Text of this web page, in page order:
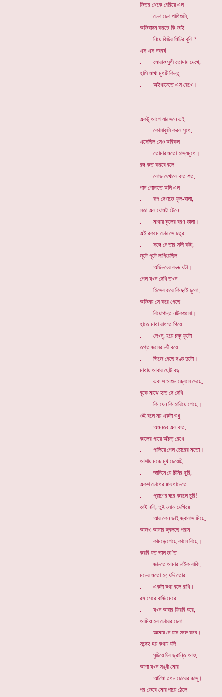
ভিতর থেকে বেরিয়ে এল
. চেনা চেনা পাখিগুলি,
অভিবাদন করতে কি ভাই
. নিয়ে কিচির মিচির বুলি ?
এস এস নববর্ষ
. মোরাও সুখী তোমায় দেখে,
হাসি মাখা মুখটি কিন্তু
. অইখানেতে এস রেখে।
একটু আগে যার সনে এই
. কোলাকুলি করল সুখে,
এসেছিল সেও অবিকল
. তোমার মতো হাস্যমুখে।
রঙ্গ কত করবে বলে
. লোভ দেখালে কত শত,
গান শোনাতে অলি এল
. রূপ দেখাতে ফুল-বালা,
লতা এল ঘোমটা টেনে
. মাথায় ফুলের বরণ ডালা।
এই রকমে চোর সে চতুর
. সঙ্গে নে তার সঙ্গী কটা,
জুটে পুটে লাগিয়েছিল
. অভিনয়ের বড্ড ঘটা।
গেল যখন দেখি তখন
. হিসেব করে কি ছাই চুলো,
অভিনয় সে করে গেছে
. বিয়োগান্ত নাটকগুলো।
হাতে মাথা রাখতে গিয়ে
. দেখনু, হয়ে চক্ষু ফুটো
তপ্ত জলের নদী বয়ে
. ভিজে গেছে দণ্ড দুটো।
মাথায় আবার ছোট বড়
. এক শ আগুন জ্বেলে দেছে,
বুকে মাঝে হাত দে দেখি
. কি-যেন-কি হারিয়ে গেছে।
ওই বলে নয় একটা শুধু
. অমনতর এল কত,
কালের গায়ে আঁচড় রেখে
. পালিয়ে গেল চোরের মতো।
আশায় মজে মুখ চেয়েছি
. জানিনে যে চিনির ছুরি,
একশ চোখের মাঝখানেতে
. প্রাণের ঘরে করলে চুরি!
তাই বলি, তুই লোভ দেখিয়ে
. আর কেন ভাই জ্বালাস মিছে,
আজও আমার জ্বলছে পরান
. কামড়ে গেছে কালে বিছে।
করবি যত ভাল তা’ত
. জানতে আমার নাইক বাকি,
মনের মতো হয় যদি তোর ---
. একটা কথা বলে রাখি।
রঙ্গ সেরে বাজি মেরে
. যখন আবার ফিরবি ঘরে,
আমিও হব চোরের চেলা
. আমায় নে যাস সঙ্গে করে।
সন্দেহ হয় কথায় যদি
. ঘুচিয়ে দিব ভ্রান্তি আশু,
আশা যখন সঙ্নী মোর
. আমিো তখন চোরের জাসু।
পর ভেবে মোর পায়ে ঠেলে